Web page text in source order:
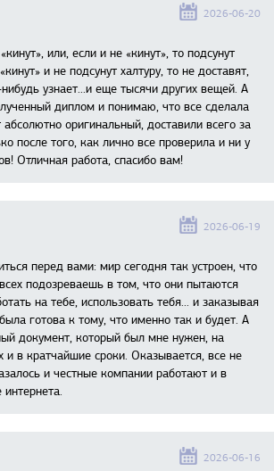
2026-06-20
или, если и не «кинут», то подсунут
и не подсунут халтуру, то не доставят,
узнает...и еще тысячи других вещей. А
диплом и понимаю, что все сделала
оригинальный, доставили всего за
после того, как лично все проверила и ни у
Отличная работа, спасибо вам!
2026-06-19
перед вами: мир сегодня так устроен, что
подозреваешь в том, что они пытаются
на тебе, использовать тебя... и заказывая
готова к тому, что именно так и будет. А
документ, который был мне нужен, на
и в кратчайшие сроки. Оказывается, все не
и честные компании работают и в
2026-06-16